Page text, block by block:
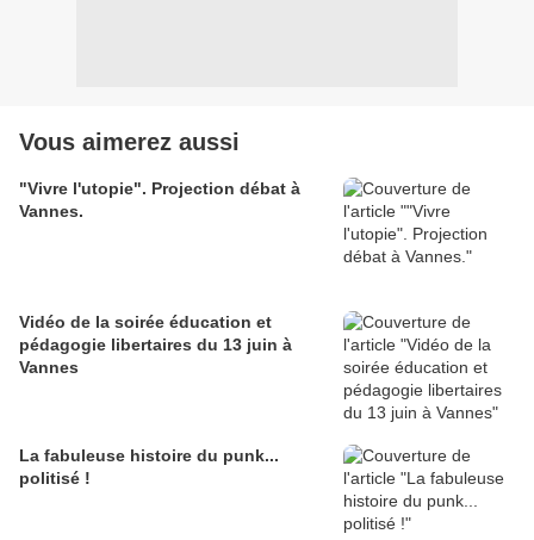
Vous aimerez aussi
"Vivre l'utopie". Projection débat à
Vannes.
Vidéo de la soirée éducation et
pédagogie libertaires du 13 juin à
Vannes
La fabuleuse histoire du punk...
politisé !